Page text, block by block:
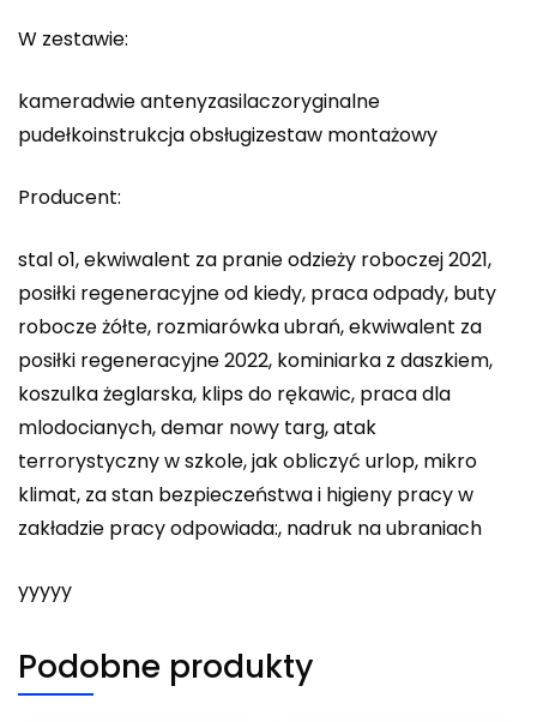
W zestawie:
kameradwie antenyzasilaczoryginalne
pudełkoinstrukcja obsługizestaw montażowy
Producent:
stal o1, ekwiwalent za pranie odzieży roboczej 2021,
posiłki regeneracyjne od kiedy, praca odpady, buty
robocze żółte, rozmiarówka ubrań, ekwiwalent za
posiłki regeneracyjne 2022, kominiarka z daszkiem,
koszulka żeglarska, klips do rękawic, praca dla
mlodocianych, demar nowy targ, atak
terrorystyczny w szkole, jak obliczyć urlop, mikro
klimat, za stan bezpieczeństwa i higieny pracy w
zakładzie pracy odpowiada:, nadruk na ubraniach
yyyyy
Podobne produkty